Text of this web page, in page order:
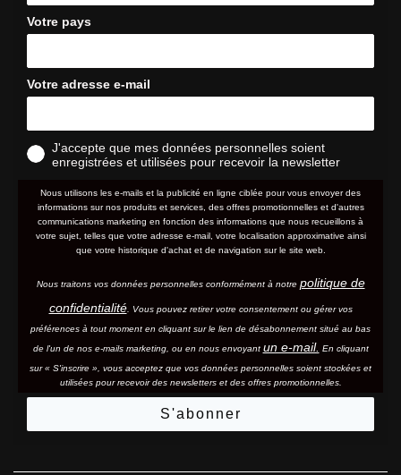
Votre pays
Votre adresse e-mail
J'accepte que mes données personnelles soient
enregistrées et utilisées pour recevoir la newsletter
Nous utilisons les e-mails et la publicité en ligne ciblée pour vous envoyer des
informations sur nos produits et services, des offres promotionnelles et d'autres
communications marketing en fonction des informations que nous recueillons à
votre sujet, telles que votre adresse e-mail, votre localisation approximative ainsi
que votre historique d'achat et de navigation sur le site web.
Nous traitons vos données personnelles conformément à notre politique de
confidentialité. Vous pouvez retirer votre consentement ou gérer vos
préférences à tout moment en cliquant sur le lien de désabonnement situé au bas
de l'un de nos e-mails marketing, ou en nous envoyant un e-mail. En cliquant
sur « S'inscrire », vous acceptez que vos données personnelles soient stockées et
utilisées pour recevoir des newsletters et des offres promotionnelles.
S'abonner